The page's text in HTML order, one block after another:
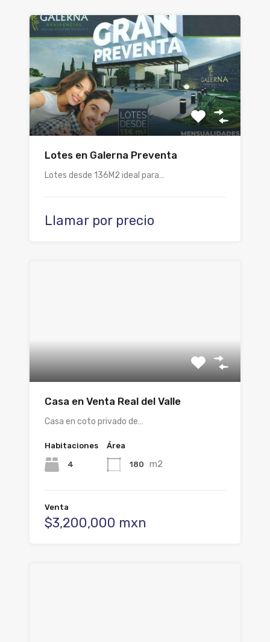
Lotes en Galerna Preventa
Lotes desde 136M2 ideal para…
Llamar por precio
Casa en Venta Real del Valle
Casa en coto privado de…
Habitaciones
4
Área
180 m2
Venta
$3,200,000 mxn